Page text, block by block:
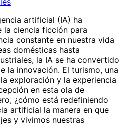
artificial (IA) ha
la ciencia ficción para
constante en nuestra vida
domésticas hasta
la IA se ha convertido
la innovación. El turismo, una
exploración y la experiencia
en esta ola de
¿cómo está redefiniendo
artificial la manera en que
y vivimos nuestras